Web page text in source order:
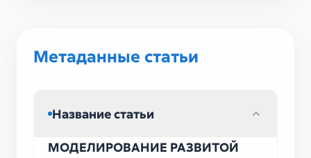
Метаданные статьи
Название статьи
МОДЕЛИРОВАНИЕ РАЗВИТОЙ